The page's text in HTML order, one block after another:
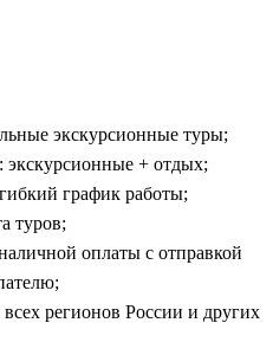
экскурсионные туры;
+ отдых;
график работы;
туров;
оплаты с отправкой
регионов России и других